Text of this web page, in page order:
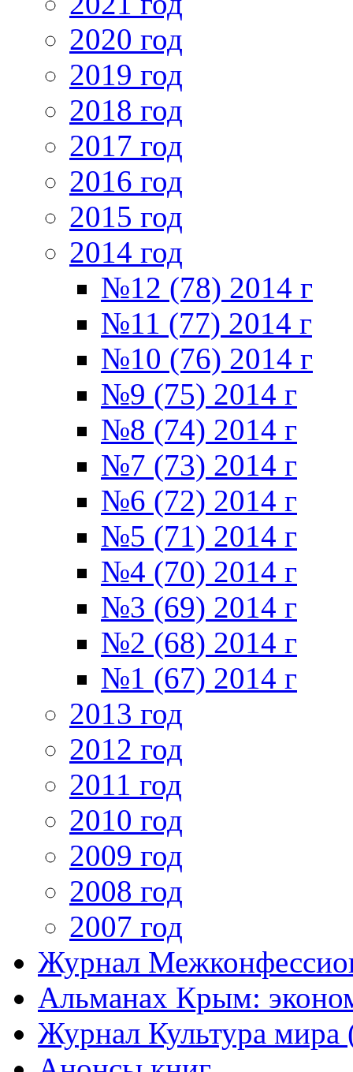
2020 год
2019 год
2018 год
2017 год
2016 год
2015 год
2014 год
№12 (78) 2014 г
№11 (77) 2014 г
№10 (76) 2014 г
№9 (75) 2014 г
№8 (74) 2014 г
№7 (73) 2014 г
№6 (72) 2014 г
№5 (71) 2014 г
№4 (70) 2014 г
№3 (69) 2014 г
№2 (68) 2014 г
№1 (67) 2014 г
2013 год
2012 год
2011 год
2010 год
2009 год
2008 год
2007 год
Журнал
Альманах Крым:
Журнал Культура